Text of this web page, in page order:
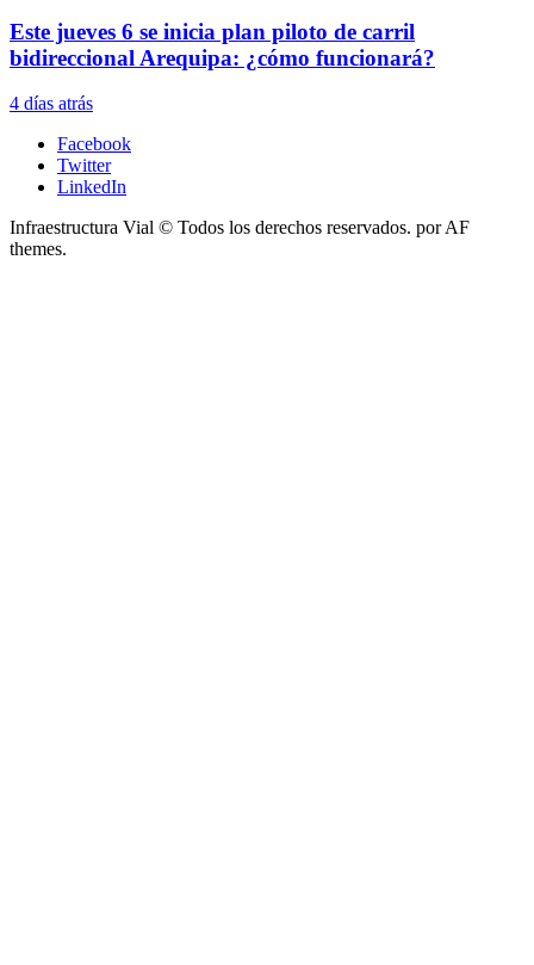
Este jueves 6 se inicia plan piloto de carril
bidireccional Arequipa: ¿cómo funcionará?
4 días atrás
Facebook
Twitter
LinkedIn
Infraestructura Vial © Todos los derechos reservados. por AF
themes.